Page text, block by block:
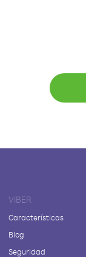
VIBER
Características
Blog
Seguridad